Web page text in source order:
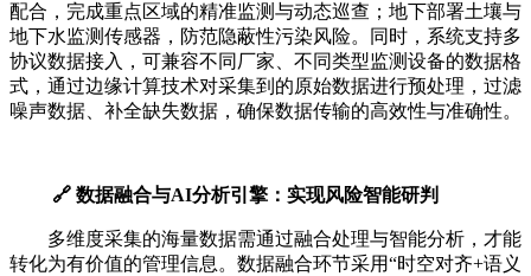
配合，完成重点区域的精准监测与动态巡查；地下部署土壤与
地下水监测传感器，防范隐蔽性污染风险。同时，系统支持多
协议数据接入，可兼容不同厂家、不同类型监测设备的数据格
式，通过边缘计算技术对采集到的原始数据进行预处理，过滤
噪声数据、补全缺失数据，确保数据传输的高效性与准确性。
🔗 数据融合与AI分析引擎：实现风险智能研判
多维度采集的海量数据需通过融合处理与智能分析，才能
转化为有价值的管理信息。数据融合环节采用“时空对齐+语义